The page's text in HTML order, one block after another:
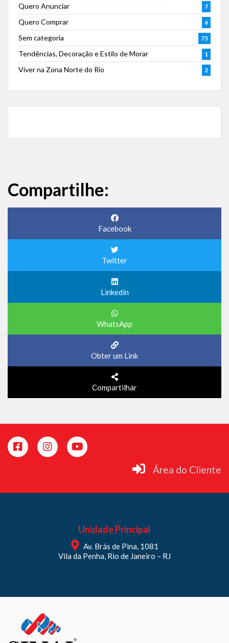
Quero Anunciar 7
Quero Comprar 6
Sem categoria 75
Tendências, Decoração e Estilo de Morar 1
Viver na Zona Norte do Rio 2
Compartilhe:
Facebook
Twitter
Linkedin
WhatsApp
Obter um Link
Compartilhar
Área do Cliente
Unidade Principal
Av. Brás de Pina, 1081
Vila da Penha, Rio de Janeiro – RJ